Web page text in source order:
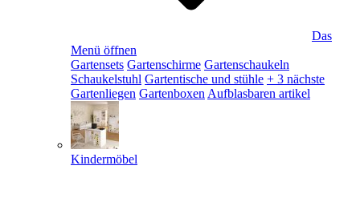
Das
Menü öffnen
Gartensets Gartenschirme Gartenschaukeln
Schaukelstuhl Gartentische und stühle + 3 nächste
Gartenliegen Gartenboxen Aufblasbaren artikel
Kindermöbel